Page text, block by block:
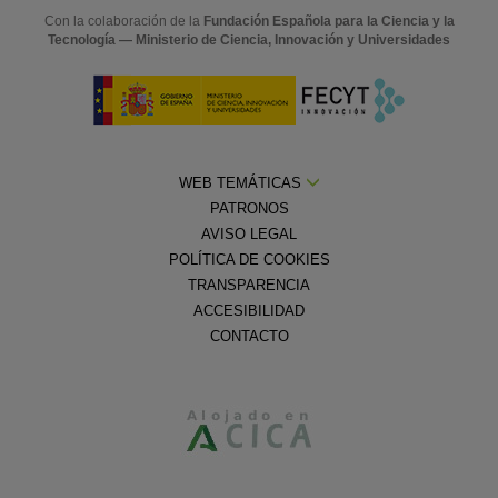
Con la colaboración de la Fundación Española para la Ciencia y la
Tecnología — Ministerio de Ciencia, Innovación y Universidades
WEB TEMÁTICAS
PATRONOS
AVISO LEGAL
POLÍTICA DE COOKIES
TRANSPARENCIA
ACCESIBILIDAD
CONTACTO